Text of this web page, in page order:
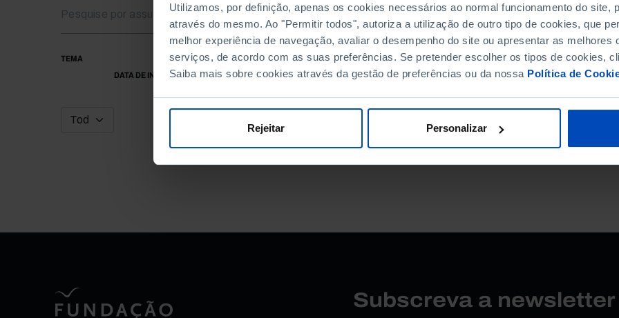
Utilizamos, por definição, apenas os cookies necessários ao normal funcionamento do site,
através do mesmo. Ao "Permitir todos", autoriza a utilização de outro tipo de cookies, que
melhor experiência de navegação, avaliar o desempenho do site ou apresentar as melhores
serviços, de acordo com as suas preferências. Se pretender escolher os tipos de cookies,
Saiba mais sobre cookies através da gestão de preferências ou da nossa Política de
Rejeitar Personalizar
TEMA
DATA DE INÍCIO
DATA DE FIM
Subscreva a